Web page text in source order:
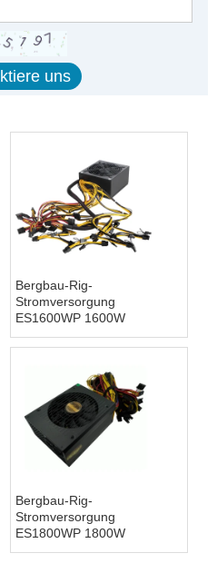
Bergbau-Rig-
Stromversorgung
ES1600WP 1600W
Bergbau-Rig-
Stromversorgung
ES1800WP 1800W